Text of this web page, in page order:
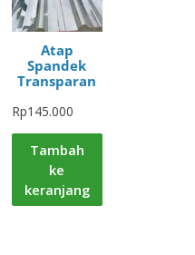
Atap
Spandek
Transparan
Rp145.000
Tambah
ke
keranjang